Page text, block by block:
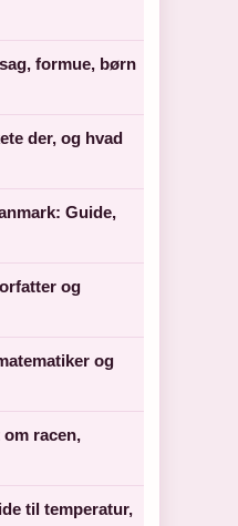
formue, børn
der, og hvad
Guide,
og
og
racen,
til temperatur,